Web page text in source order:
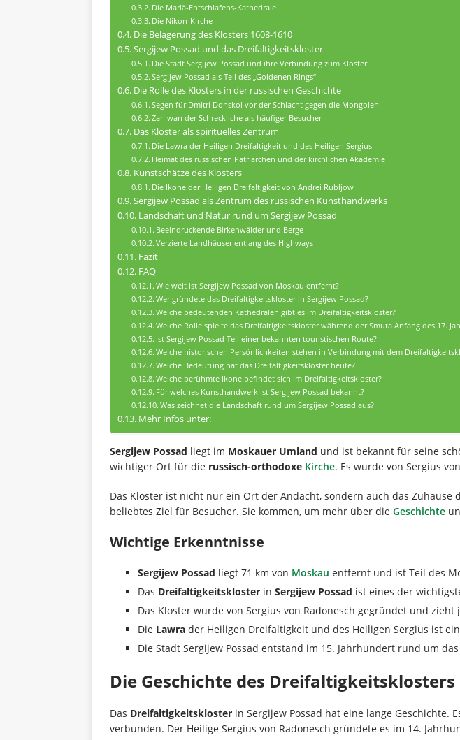
Die Mariä-Entschlafens-Kathedrale
Die Nikon-Kirche
Die Belagerung des Klosters 1608-1610
Sergijew Possad und das Dreifaltigkeitskloster
Die Stadt Sergijew Possad und ihre Verbindung zum Kloster
Sergijew Possad als Teil des „Goldenen Rings“
Die Rolle des Klosters in der russischen Geschichte
Segen für Dmitri Donskoi vor der Schlacht gegen die Mongolen
Zar Iwan der Schreckliche als häufiger Besucher
Das Kloster als spirituelles Zentrum
Die Lawra der Heiligen Dreifaltigkeit und des Heiligen Sergius
Heimat des russischen Patriarchen und der kirchlichen Akademie
Kunstschätze des Klosters
Die Ikone der Heiligen Dreifaltigkeit von Andrei Rubljow
Sergijew Possad als Zentrum des russischen Kunsthandwerks
Landschaft und Natur rund um Sergijew Possad
Beeindruckende Birkenwälder und Berge
Verzierte Landhäuser entlang des Highways
Fazit
FAQ
Wie weit ist Sergijew Possad von Moskau entfernt?
Wer gründete das Dreifaltigkeitskloster in Sergijew Possad?
Welche bedeutenden Kathedralen gibt es im Dreifaltigkeitskloster?
Welche Rolle spielte das Dreifaltigkeitskloster während der Smuta Anfang des 17.
Ist Sergijew Possad Teil einer bekannten touristischen Route?
Welche historischen Persönlichkeiten stehen in Verbindung mit dem
Welche Bedeutung hat das Dreifaltigkeitskloster heute?
Welche berühmte Ikone befindet sich im Dreifaltigkeitskloster?
Für welches Kunsthandwerk ist Sergijew Possad bekannt?
Was zeichnet die Landschaft rund um Sergijew Possad aus?
Mehr Infos unter:
Sergijew Possad liegt im Moskauer Umland und ist bekannt für seine
wichtiger Ort für die russisch-orthodoxe Kirche. Es wurde von Sergius
Das Kloster ist nicht nur ein Ort der Andacht, sondern auch das
beliebtes Ziel für Besucher. Sie kommen, um mehr über die Geschichte
Wichtige Erkenntnisse
Sergijew Possad liegt 71 km von Moskau entfernt und ist Teil des
Das Dreifaltigkeitskloster in Sergijew Possad ist eines der
Das Kloster wurde von Sergius von Radonesch gegründet und
Die Lawra der Heiligen Dreifaltigkeit und des Heiligen Sergius ist
Die Stadt Sergijew Possad entstand im 15. Jahrhundert rund um
Die Geschichte des Dreifaltigkeitsklosters
Das Dreifaltigkeitskloster in Sergijew Possad hat eine lange
verbunden. Der Heilige Sergius von Radonesch gründete es im 14.